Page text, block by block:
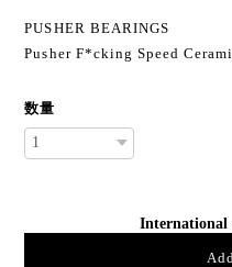
PUSHER BEARINGS
Pusher F*cking Speed
数量
International